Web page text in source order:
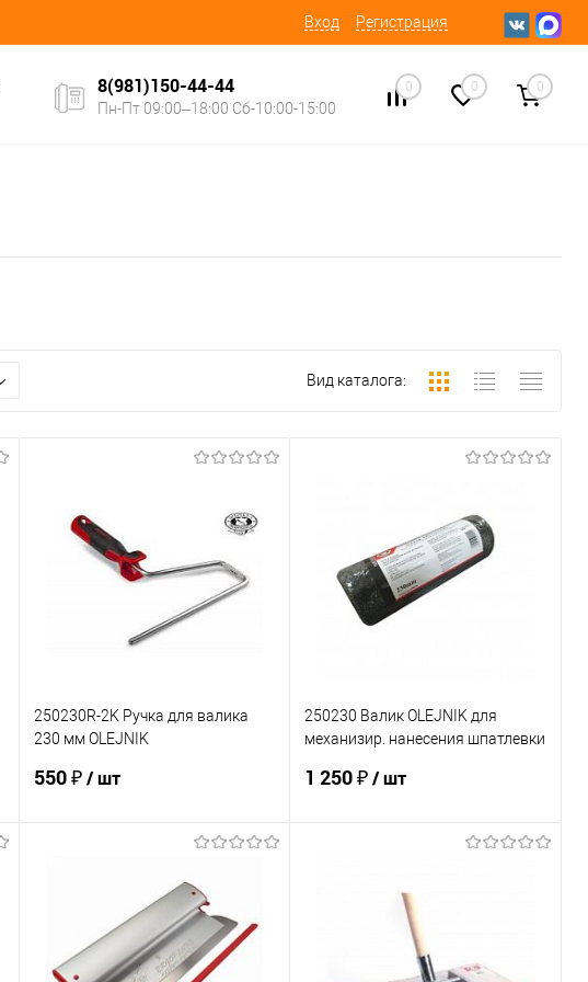
Вход Регистрация
8(981)150-44-44
Пн-Пт 09:00–18:00 Сб-10:00-15:00
0 0 0
Вид каталога:
250230R-2K Ручка для валика
230 мм OLEJNIK
550 ₽/ шт
Купить в 1 клик
К сравнению
В избранное
В наличии
250230 Валик OLEJNIK для
механизир. нанесения шпатлевки
1 250 ₽/ шт
Купить в 1 клик
В наличии